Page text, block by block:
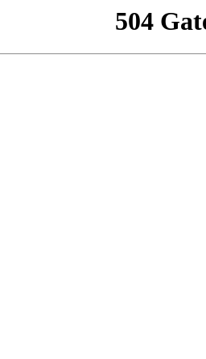
504